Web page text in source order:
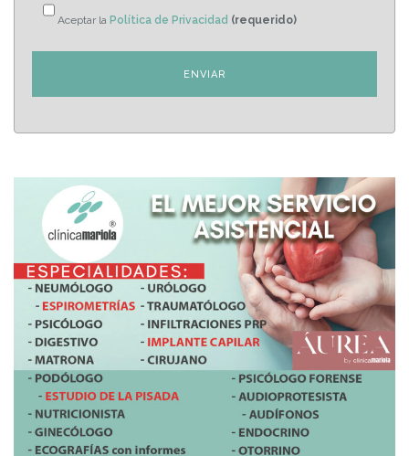
Aceptar la Política de Privacidad (requerido)